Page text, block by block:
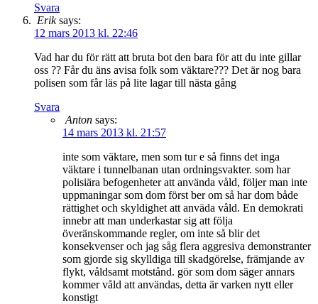
Svara
Erik says:
12 mars 2013 kl. 22:46
Vad har du för rätt att bruta bot den bara för att du inte gillar
oss ?? Får du äns avisa folk som väktare??? Det är nog bara
polisen som får läs på lite lagar till nästa gång
Svara
Anton says:
14 mars 2013 kl. 21:57
inte som väktare, men som tur e så finns det inga
väktare i tunnelbanan utan ordningsvakter. som har
polisiära befogenheter att använda våld, följer man inte
uppmaningar som dom först ber om så har dom både
rättighet och skyldighet att anväda våld. En demokrati
innebr att man underkastar sig att följa
överänskommande regler, om inte så blir det
konsekvenser och jag såg flera aggresiva demonstranter
som gjorde sig skylldiga till skadgörelse, främjande av
flykt, våldsamt motstånd. gör som dom säger annars
kommer våld att användas, detta är varken nytt eller
konstigt